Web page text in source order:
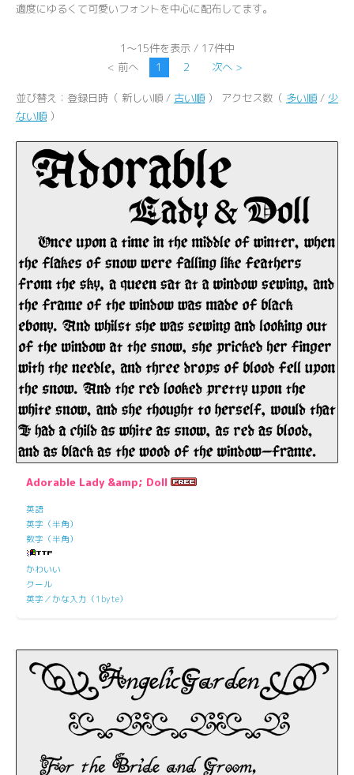
適度にゆるくて可愛いフォントを中心に配布してます。
1～15件を表示 / 17件中
< 前へ
1 2 次へ >
並び替え：登録日時（ 新しい順 / 古い順 ） アクセス数（ 多い順 / 少
ない順 ）
Adorable Lady &amp; Doll
英語
英字（半角）
数字（半角）
かわいい
クール
英字／かな入力（1byte）